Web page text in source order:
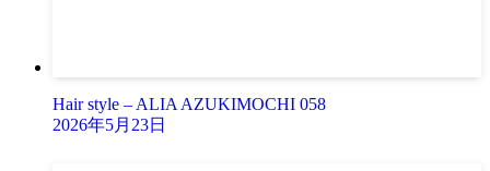
Hair style – ALIA AZUKIMOCHI 058
2026年5月23日